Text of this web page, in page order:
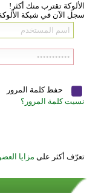
الألوكة تقترب منك أكثر!
سجل الآن في شبكة
حفظ كلمة المرور
نسيت كلمة المرور؟
تعرّف أكثر على مزايا